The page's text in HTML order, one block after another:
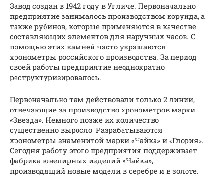
Завод создан в 1942 году в Угличе. Первоначально
предприятие занималось производством корунда, а
также рубинов, которые применяются в качестве
составляющих элементов для наручных часов. С
помощью этих камней часто украшаются
хронометры российского производства. За период
своей работы предприятие неоднократно
реструктуризировалось.
Первоначально там действовали только 2 линии,
отвечающие за производство хронометров марки
«Звезда». Немного позже их количество
существенно выросло. Разрабатываются
хронометры знаменитой марки «Чайка» и «Глория».
Сегодня работу этого предприятия поддерживает
фабрика ювелирных изделий «Чайка»,
производящий новые модели в серебре и в золоте.